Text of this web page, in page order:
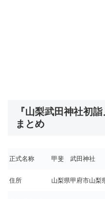
『山梨武田神社初
まとめ
正式名称 甲斐 武田神社
住所 山梨県甲府市山梨